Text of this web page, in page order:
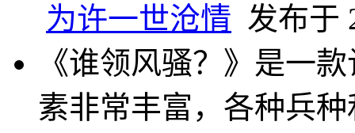
为许一世沧情 发布于
《谁领风骚？》是一
素非常丰富，各种兵